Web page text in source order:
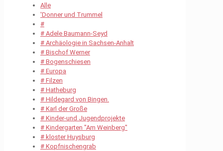
Alle
'Donner und Trummel
#
# Adele Baumann-Seyd
# Archäologie in Sachsen-Anhalt
# Bischof Werner
# Bogenschiesen
# Europa
# Filzen
# Hatheburg
# Hildegard von Bingen.
# Karl der Große
# Kinder-und Jugendprojekte
# Kindergarten "Am Weinberg"
# kloster Huysburg
# Kopfnischengrab